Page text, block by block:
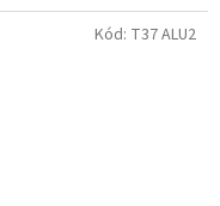
Kód: T37 ALU2